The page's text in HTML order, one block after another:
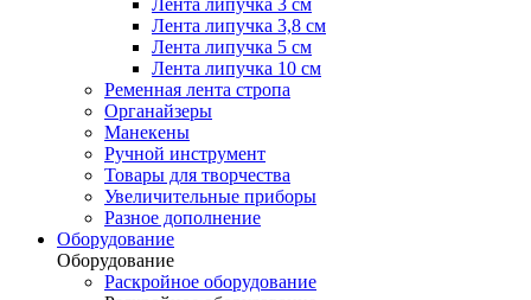
Лента липучка 3 см
Лента липучка 3,8 см
Лента липучка 5 см
Лента липучка 10 см
Ременная лента стропа
Органайзеры
Манекены
Ручной инструмент
Товары для творчества
Увеличительные приборы
Разное дополнение
Оборудование
Оборудование
Раскройное оборудование